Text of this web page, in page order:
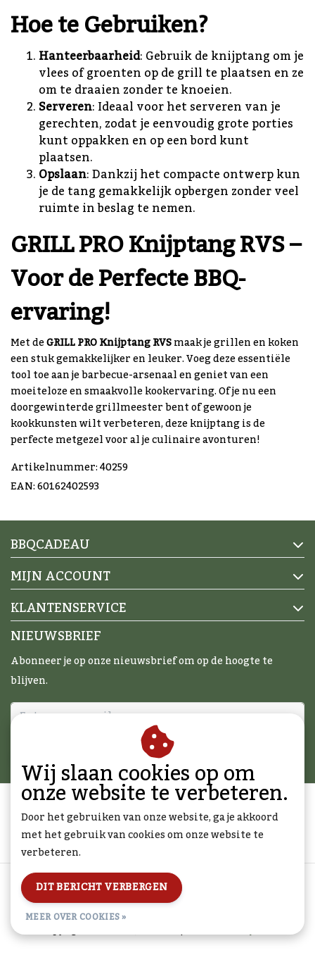
Hoe te Gebruiken?
Hanteerbaarheid: Gebruik de knijptang om je
vlees of groenten op de grill te plaatsen en ze
om te draaien zonder te knoeien.
Serveren: Ideaal voor het serveren van je
gerechten, zodat je eenvoudig grote porties
kunt oppakken en op een bord kunt
plaatsen.
Opslaan: Dankzij het compacte ontwerp kun
je de tang gemakkelijk opbergen zonder veel
ruimte in beslag te nemen.
GRILL PRO Knijptang RVS –
Voor de Perfecte BBQ-
ervaring!
Met deGRILL PRO Knijptang RVSmaak je grillen en koken
een stuk gemakkelijker en leuker. Voeg deze essentiële
tool toe aan je barbecue-arsenaal en geniet van een
moeiteloze en smaakvolle kookervaring. Of je nu een
doorgewinterde grillmeester bent of gewoon je
kookkunsten wilt verbeteren, deze knijptang is de
perfecte metgezel voor al je culinaire avonturen!
Artikelnummer: 40259
EAN: 60162402593
BBQCADEAU
MIJN ACCOUNT
KLANTENSERVICE
NIEUWSBRIEF
Abonneer je op onze nieuwsbrief om op de hoogte te
blijven.
Algemene voorwaarden | Disclaimer
Sitemap | RSS Feed
© Copyright 2026 - BBQcadeau.nl | RealisatieInStijl Media
Wij slaan cookies op om
onze website te verbeteren.
Door het gebruiken van onze website, ga je akkoord
met het gebruik van cookies om onze website te
verbeteren.
DIT BERICHT VERBERGEN
MEER OVER COOKIES »